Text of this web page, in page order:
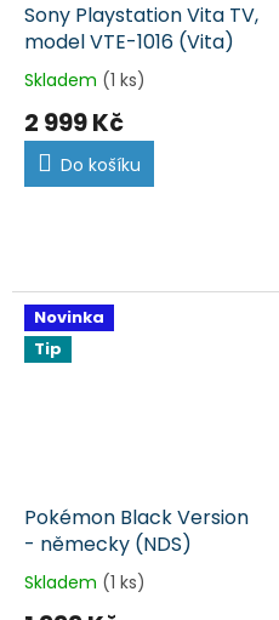
Sony Playstation Vita TV,
model VTE-1016 (Vita)
Skladem (1 ks)
2 999 Kč
Do košíku
Novinka
Tip
Pokémon Black Version
- německy (NDS)
Skladem (1 ks)